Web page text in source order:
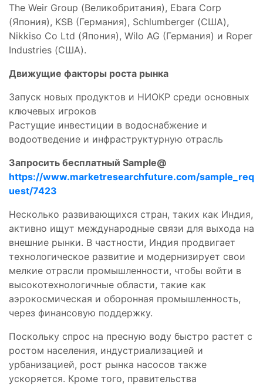
The Weir Group (Великобритания), Ebara Corp
(Япония), KSB (Германия), Schlumberger (США),
Nikkiso Co Ltd (Япония), Wilo AG (Германия) и Roper
Industries (США).
Движущие факторы роста рынка
Запуск новых продуктов и НИОКР среди основных
ключевых игроков
Растущие инвестиции в водоснабжение и
водоотведение и инфраструктурную отрасль
Запросить бесплатный Sample@
https://www.marketresearchfuture.com/sample_req
uest/7423
Несколько развивающихся стран, таких как Индия,
активно ищут международные связи для выхода на
внешние рынки. В частности, Индия продвигает
технологическое развитие и модернизирует свои
мелкие отрасли промышленности, чтобы войти в
высокотехнологичные области, такие как
аэрокосмическая и оборонная промышленность,
через финансовую поддержку.
Поскольку спрос на пресную воду быстро растет с
ростом населения, индустриализацией и
урбанизацией, рост рынка насосов также
ускоряется. Кроме того, правительства